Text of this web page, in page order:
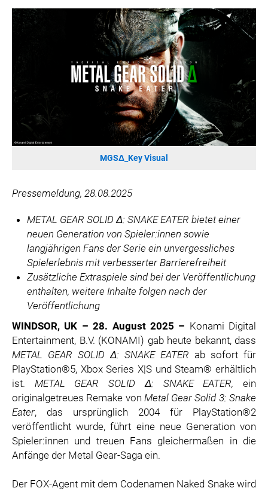
PUSTEFIX
META COMMUNICATION
SONOS DE
ZURU
MERGE GAMES
SUPERCELL
CHERRY
SYLVOX
PREMIUM AUDIO
KOSPET
ONKYO
WARNER BROS. DISCOVERY GLOBAL CONSUMER PRODUCTS
ZOOPLUS
RABEA ROGGE
SWITCHBOT
SUPERUM
MEDIA
PRESSEKONTAKT
MGSΔ_Key Visual
Pressemeldung, 28.08.2025
METAL GEAR SOLID Δ: SNAKE EATER bietet einer
neuen Generation von Spieler:innen sowie
langjährigen Fans der Serie ein unvergessliches
Spielerlebnis mit verbesserter Barrierefreiheit
Zusätzliche Extraspiele sind bei der Veröffentlichung
enthalten, weitere Inhalte folgen nach der
Veröffentlichung
WINDSOR, UK – 28. August 2025 – Konami Digital
Entertainment, B.V. (KONAMI) gab heute bekannt, dass
METAL GEAR SOLID Δ: SNAKE EATER ab sofort für
PlayStation®5, Xbox Series X|S und Steam® erhältlich
ist. METAL GEAR SOLID Δ: SNAKE EATER,ein
originalgetreues Remake von Metal Gear Solid 3: Snake
Eater, das ursprünglich 2004 für PlayStation®2
veröffentlicht wurde, führt eine neue Generation von
Spieler:innen und treuen Fans gleichermaßen in die
Anfänge der Metal Gear-Saga ein.
Der FOX-Agent mit dem Codenamen Naked Snake wird